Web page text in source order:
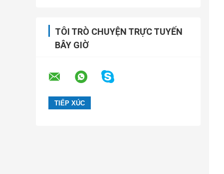
TÔI TRÒ CHUYỆN TRỰC TUYẾN
BÂY GIỜ